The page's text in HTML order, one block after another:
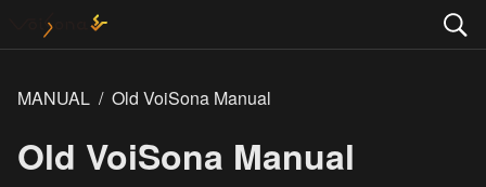
MANUAL / Old VoiSona Manual
Old VoiSona Manual